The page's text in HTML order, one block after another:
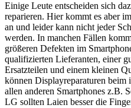
Einige Leute entscheiden sich
reparieren. Hier kommt es aber
an und leider kann nicht jeder
werden. In manchen Fällen
größeren Defekten im
qualifizierten Lieferanten, einer
Ersatzteilen und einem kleinen
können Displayreparaturen beim
allen anderen Smartphones z.B.
LG sollten Laien besser die